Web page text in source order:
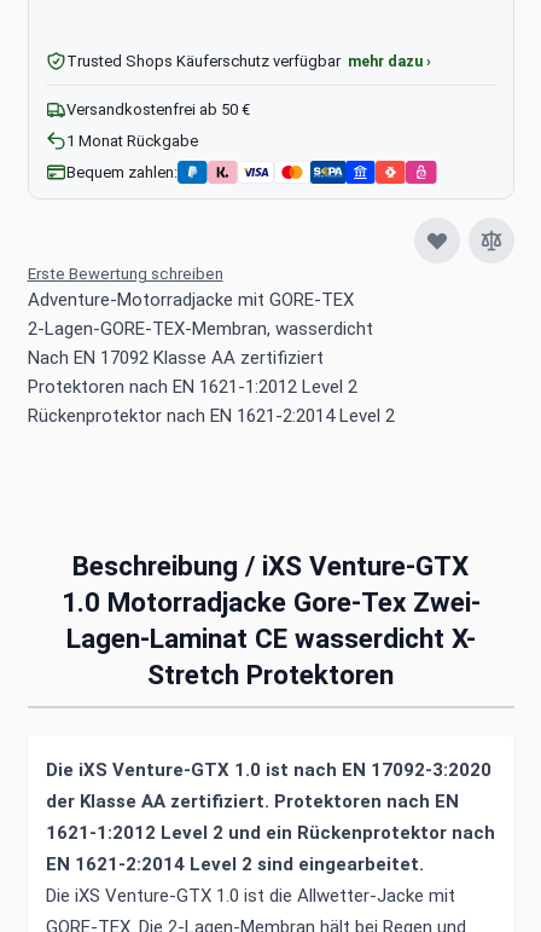
Erste Bewertung schreiben
Adventure-Motorradjacke mit GORE-TEX
2-Lagen-GORE-TEX-Membran, wasserdicht
Nach EN 17092 Klasse AA zertifiziert
Protektoren nach EN 1621-1:2012 Level 2
Rückenprotektor nach EN 1621-2:2014 Level 2
Trusted Shops Käuferschutz verfügbar mehr dazu ›
Versandkostenfrei ab 50 €
1 Monat Rückgabe
Bequem zahlen:
Beschreibung / iXS Venture-GTX
1.0 Motorradjacke Gore-Tex Zwei-
Lagen-Laminat CE wasserdicht X-
Stretch Protektoren
Die iXS Venture-GTX 1.0 ist nach EN 17092-3:2020
der Klasse AA zertifiziert. Protektoren nach EN
1621-1:2012 Level 2 und ein Rückenprotektor nach
EN 1621-2:2014 Level 2 sind eingearbeitet.
Die iXS Venture-GTX 1.0 ist die Allwetter-Jacke mit
GORE-TEX. Die 2-Lagen-Membran hält bei Regen und